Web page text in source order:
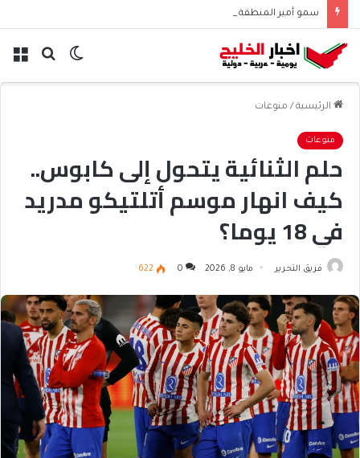
بحث الوضع
الرئيسية / منوعات
منوعات
حلم الثنائية يتحول إلى كابوس..
كيف انهار موسم أتلتيكو مدريد
في 18 يوما؟
فريق التحرير مايو 8, 2026 0
622